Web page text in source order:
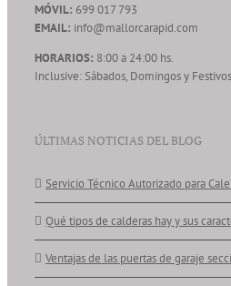
MÓVIL: 699 017 793
EMAIL: info@mallorcarapid.com
HORARIOS: 8:00 a 24:00 hs.
Inclusive: Sábados, Domingos y
ÚLTIMAS NOTICIAS DEL BLOG
Servicio Técnico Autorizado para
Qué tipos de calderas hay y sus
Ventajas de las puertas de garaje